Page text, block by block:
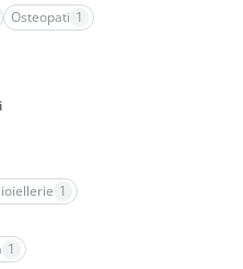
Osteopati 1
1
1